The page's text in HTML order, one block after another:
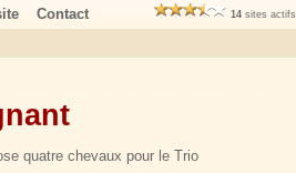
Contact 14 sites
quatre chevaux pour le Trio